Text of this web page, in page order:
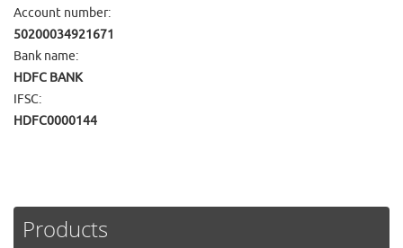
Account number:
50200034921671
Bank name:
HDFC BANK
IFSC:
HDFC0000144
Products